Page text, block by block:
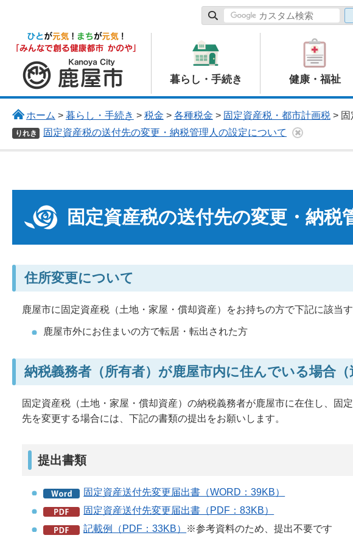
鹿屋市
暮らし・手続き 健康・福祉
ホーム > 暮らし・手続き > 税金 > 各種税金 > 固定資産税・都市計画税> 固
りれき 固定資産税の送付先の変更・納税管理人の設定について
固定資産税の送付先の変更・納税
住所変更について
鹿屋市に固定資産税（土地・家屋・償却資産）をお持ちの方で下記に該当
鹿屋市外にお住まいの方で転居・転出された方
納税義務者（所有者）が鹿屋市内に住んでいる場合（
固定資産税（土地・家屋・償却資産）の納税義務者が鹿屋市に在住し、固
先を変更する場合には、下記の書類の提出をお願いします。
提出書類
固定資産送付先変更届出書（WORD：39KB）
固定資産送付先変更届出書（PDF：83KB）
記載例（PDF：33KB）
※参考資料のため、提出不要です